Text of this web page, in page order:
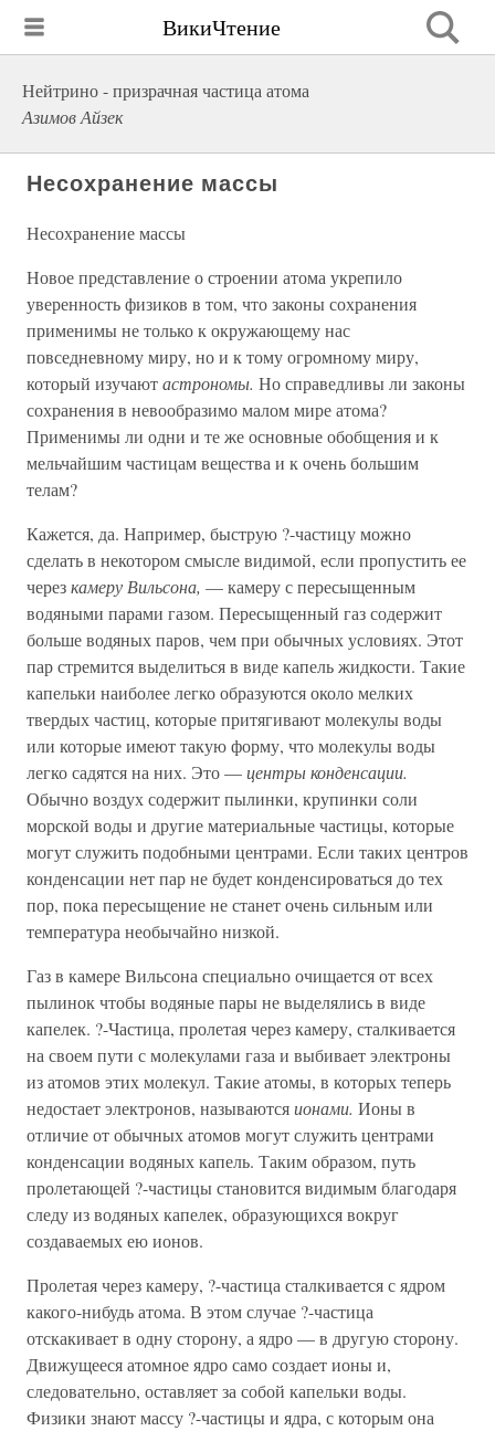
ВикиЧтение
Нейтрино - призрачная частица атома
Азимов Айзек
Несохранение массы
Несохранение массы
Новое представление о строении атома укрепило
уверенность физиков в том, что законы сохранения
применимы не только к окружающему нас
повседневному миру, но и к тому огромному миру,
который изучаютастрономы. Но справедливы ли законы
сохранения в невообразимо малом мире атома?
Применимы ли одни и те же основные обобщения и к
мельчайшим частицам вещества и к очень большим
телам?
Кажется, да. Например, быструю ?-частицу можно
сделать в некотором смысле видимой, если пропустить ее
черезкамеру Вильсона, — камеру с пересыщенным
водяными парами газом. Пересыщенный газ содержит
больше водяных паров, чем при обычных условиях. Этот
пар стремится выделиться в виде капель жидкости. Такие
капельки наиболее легко образуются около мелких
твердых частиц, которые притягивают молекулы воды
или которые имеют такую форму, что молекулы воды
легко садятся на них. Это —центры конденсации.
Обычно воздух содержит пылинки, крупинки соли
морской воды и другие материальные частицы, которые
могут служить подобными центрами. Если таких центров
конденсации нет пар не будет конденсироваться до тех
пор, пока пересыщение не станет очень сильным или
температура необычайно низкой.
Газ в камере Вильсона специально очищается от всех
пылинок чтобы водяные пары не выделялись в виде
капелек. ?-Частица, пролетая через камеру, сталкивается
на своем пути с молекулами газа и выбивает электроны
из атомов этих молекул. Такие атомы, в которых теперь
недостает электронов, называютсяионами. Ионы в
отличие от обычных атомов могут служить центрами
конденсации водяных капель. Таким образом, путь
пролетающей ?-частицы становится видимым благодаря
следу из водяных капелек, образующихся вокруг
создаваемых ею ионов.
Пролетая через камеру, ?-частица сталкивается с ядром
какого-нибудь атома. В этом случае ?-частица
отскакивает в одну сторону, а ядро — в другую сторону.
Движущееся атомное ядро само создает ионы и,
следовательно, оставляет за собой капельки воды.
Физики знают массу ?-частицы и ядра, с которым она